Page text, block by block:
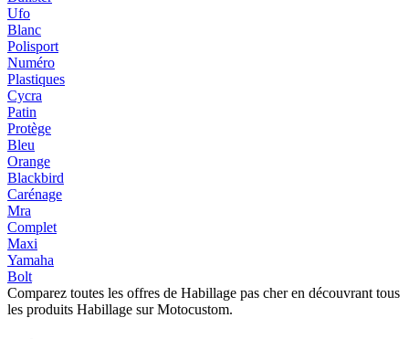
Ufo
Blanc
Polisport
Numéro
Plastiques
Cycra
Patin
Protège
Bleu
Orange
Blackbird
Carénage
Mra
Complet
Maxi
Yamaha
Bolt
Comparez toutes les offres de Habillage pas cher en découvrant tous
les produits Habillage sur Motocustom.